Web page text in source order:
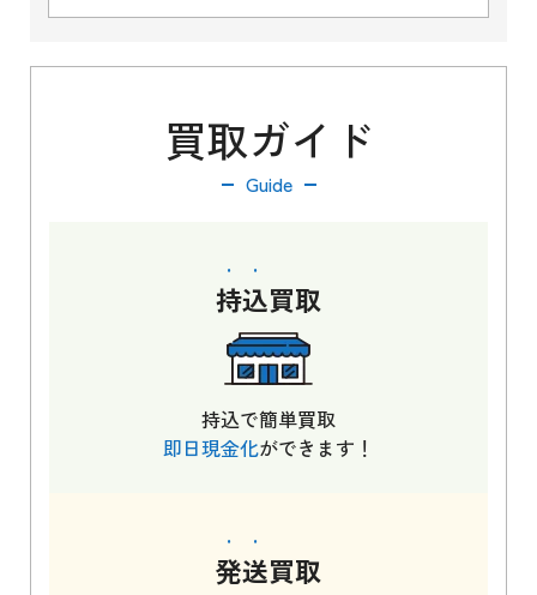
買取ガイド
Guide
持込買取
持込で簡単買取
即日現金化ができます！
発送買取